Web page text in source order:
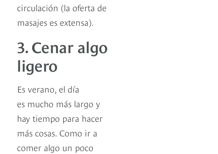
circulación (la oferta de
masajes es extensa).
3. Cenar algo
ligero
Es verano, el día
es mucho más largo y
hay tiempo para hacer
más cosas. Como ir a
comer algo un poco